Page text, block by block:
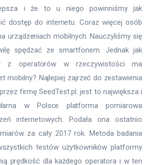
i że to u niego powinniśmy jak
dostęp do internetu. Coraz więcej osób
urządzeniach mobilnych. Nauczyliśmy się
spędzać ze smartfonem. Jednak jak
z operatorów w rzeczywistości ma
mobilny? Najlepiej zajrzeć do zestawienia
firmę SeedTest.pl. jest to największa i
w Polsce platforma pomiarowa
internetowych. Podała ona ostatnio
za cały 2017 rok. Metoda badania
testów użytkowników platformy
prędkość dla każdego operatora i w ten